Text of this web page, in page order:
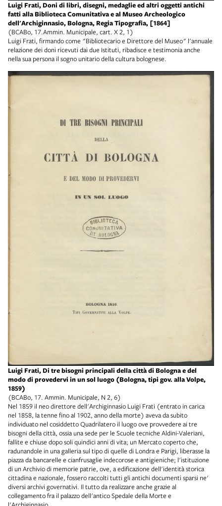
Luigi Frati, Doni di libri, disegni, medaglie ed altri oggetti antichi
fatti alla Biblioteca Comunitativa e al Museo Archeologico
dell'Archiginnasio, Bologna, Regia Tipografia, [1864]
(BCABo, 17.Ammin. Municipale, cart. X 2, 1)
Luigi Frati, firmando come "Bibliotecario e Direttore del Museo" l'annuale
relazione dei doni ricevuti dai due Istituti, ribadisce e testimonia anche
nella sua persona il sogno unitario della cultura bolognese.
Luigi Frati, Di tre bisogni principali della città di Bologna e del
modo di provedervi in un sol luogo (Bologna, tipi gov. alla Volpe,
1859)
(BCABo, 17. Ammin. Municipale, N 2, 6)
Nel 1859 il neo direttore dell'Archiginnasio Luigi Frati (entrato in carica
nel 1858, la tenne fino al 1902, anno della morte) aveva da subito
individuato nel cosiddetto Quadrilatero il luogo ove provvedere ai tre
bisogni della città, ossia una sede per le Scuole tecniche Aldini-Valeriani,
fallite e chiuse dopo soli quindici anni di vita; un Mercato coperto che,
radunandole in una galleria sul tipo di quelle di Londra e Parigi, liberasse la
piazza da bancarelle e cianfrusaglie indecorose e antigieniche; l'istituzione
di un Archivio di memorie patrie, ove, a edificazione dell'identità storica
cittadina e nazionale, fossero raccolti tutti gli antichi documenti sparsi ne'
diversi archivi governativi. Il tutto da realizzare anche grazie al
collegamento fra il palazzo dell'antico Spedale della Morte e